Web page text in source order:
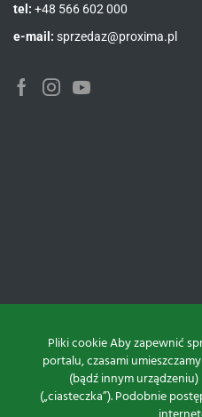
tel: +48 566 602 000
e-mail: sprzedaz@proxima.pl
FacebookInstagramYoutube
Pliki cookie Aby zapewnić
portalu, czasami
(bądź innym
(„ciasteczka”). Podobnie